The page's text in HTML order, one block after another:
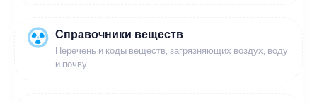
Справочники веществ
Перечень и коды веществ, загрязняющих воздух, воду
и почву